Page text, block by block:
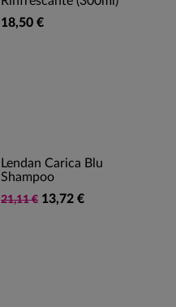
18,50 €
Lendan Carica Blu
Shampoo
21,11 € 13,72 €